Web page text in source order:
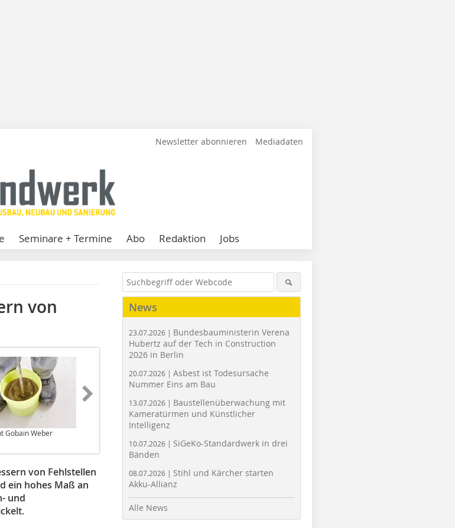
Newsletter abonnieren Mediadaten
Seminare + Termine Abo Redaktion Jobs
von
Gobain Weber Foto: Saint Gobain Weber
von Fehlstellen
ein hohes Maß an
und
News
23.07.2026 | Bundesbauministerin Verena
Hubertz auf der Tech in Construction
2026 in Berlin
20.07.2026 | Asbest ist Todesursache
Nummer Eins am Bau
13.07.2026 | Baustellenüberwachung mit
Kameratürmen und Künstlicher
Intelligenz
10.07.2026 | SiGeKo-Standardwerk in drei
Bänden
08.07.2026 | Stihl und Kärcher starten
Akku-Allianz
Alle News